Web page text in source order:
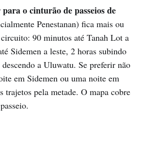
o cinturão de passeios de
Penestanan) fica mais ou
90 minutos até Tanah Lot a
Sidemen a leste, 2 horas subindo
a Uluwatu. Se preferir não
em Sidemen ou uma noite em
trajetos pela metade. O mapa cobre